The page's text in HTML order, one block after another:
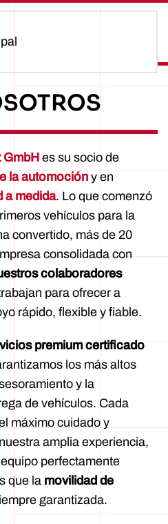
GmbH es su socio de
la automocióny en
a medida. Lo que comenzó
vehículos para la
convertido, más de 20
consolidada con
colaboradores
para ofrecer a
rápido, flexible y fiable.
premium certificado
los más altos
y la
de vehículos. Cada
máximo cuidado y
amplia experiencia,
perfectamente
que la movilidad de
garantizada.